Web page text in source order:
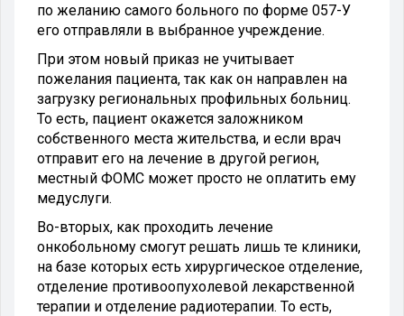
по желанию самого больного по форме 057-У
его отправляли в выбранное учреждение.
При этом новый приказ не учитывает
пожелания пациента, так как он направлен на
загрузку региональных профильных больниц.
То есть, пациент окажется заложником
собственного места жительства, и если врач
отправит его на лечение в другой регион,
местный ФОМС может просто не оплатить ему
медуслуги.
Во-вторых, как проходить лечение
онкобольному смогут решать лишь те клиники,
на базе которых есть хирургическое отделение,
отделение противоопухолевой лекарственной
терапии и отделение радиотерапии. То есть,